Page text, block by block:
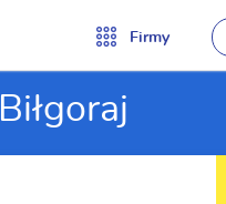
Firmy
Biłgoraj